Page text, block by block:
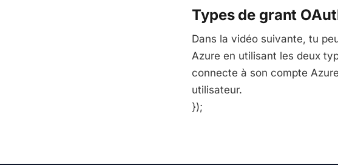
Types de grant
Dans la vidéo suivante, tu
Azure en utilisant les deux
connecte à son compte
utilisateur.
});